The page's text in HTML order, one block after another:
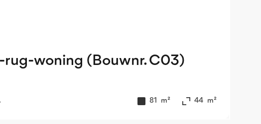
rug-woning (Bouwnr. C03)
81 m² 44 m²